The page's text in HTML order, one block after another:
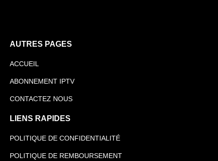
AUTRES PAGES
ACCUEIL
ABONNEMENT IPTV
CONTACTEZ NOUS
LIENS RAPIDES
POLITIQUE DE CONFIDENTIALITÉ
POLITIQUE DE REMBOURSEMENT